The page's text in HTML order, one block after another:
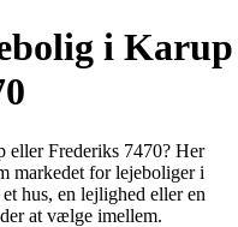
i Karup
eller Frederiks 7470? Her
markedet for lejeboliger i
hus, en lejlighed eller en
at vælge imellem.